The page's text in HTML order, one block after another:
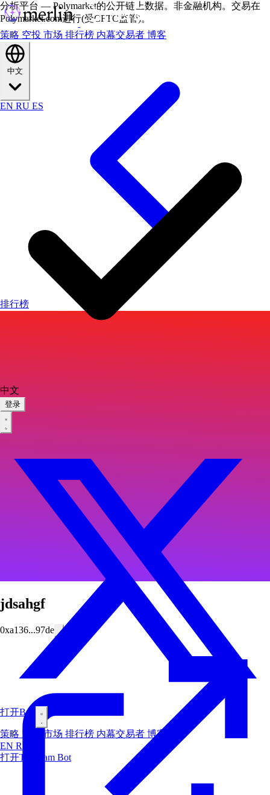
策略 空投 市场 排行榜 内幕交易者 博客
EN RU ES
中文
登录
打开Bot
策略 空投 市场 排行榜 内幕交易者 博客
EN RU
打开Telegram Bot
分析平台 — Polymarket的公开链上数据。非金融机构。交易在
Polymarket.com进行(受CFTC监管)。
排行榜
jdsahgf
0xa136...97de